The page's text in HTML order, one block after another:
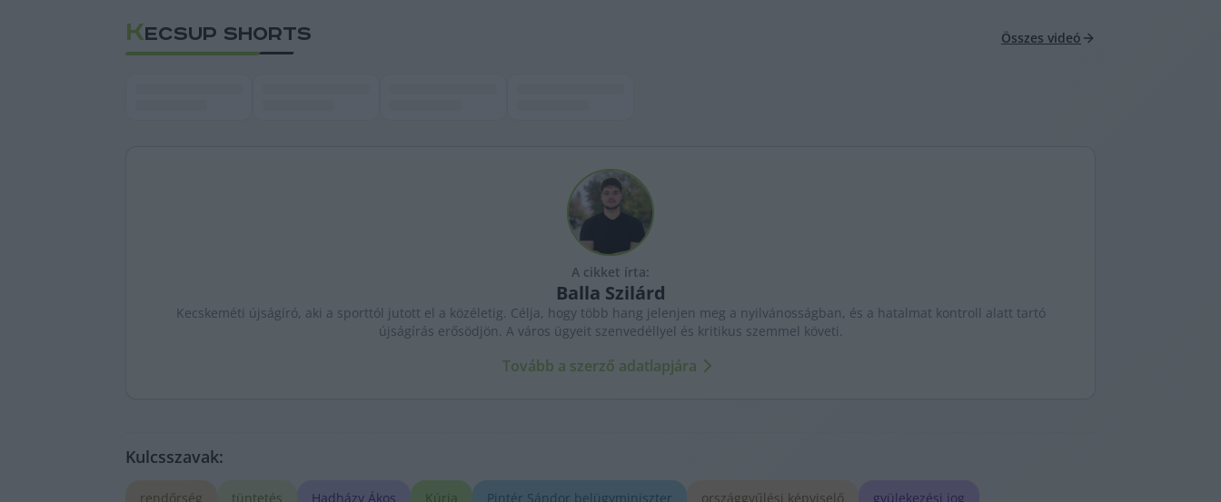
KECSUP SHORTS Összes videó
A cikket írta:
Balla Szilárd
Kecskeméti újságíró, aki a sporttól jutott el a közéletig. Célja, hogy több hang jelenjen meg a nyilvánosságban, és a hatalmat kontroll alatt tartó
újságírás erősödjön. A város ügyeit szenvedéllyel és kritikus szemmel követi.
Tovább a szerző adatlapjára
Kulcsszavak:
rendőrség tüntetés Hadházy Ákos Kúria Pintér Sándor belügyminiszter országgyűlési képviselő gyülekezési jog